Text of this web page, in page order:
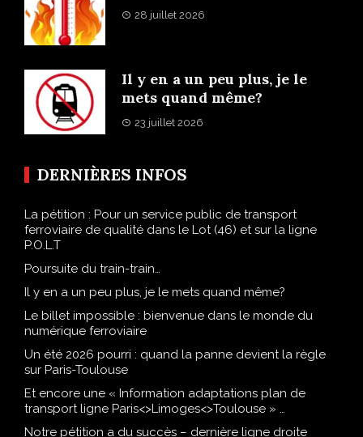
28 juillet 2026
Il y en a un peu plus, je le
mets quand même?
23 juillet 2026
DERNIÈRES INFOS
La pétition : Pour un service public de transport
ferroviaire de qualité dans le Lot (46) et sur la ligne
P.O.L.T
Poursuite du train-train…
Il y en a un peu plus, je le mets quand même?
Le billet impossible : bienvenue dans le monde du
numérique ferroviaire
Un été 2026 pourri : quand la panne devient la règle
sur Paris-Toulouse
Et encore une « Information adaptations plan de
transport ligne Paris<>Limoges<>Toulouse » …
Notre pétition a du succès – dernière ligne droite